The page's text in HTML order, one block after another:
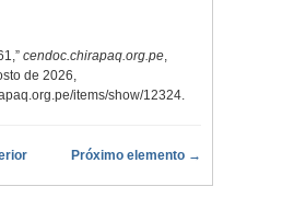
cendoc.chirapaq.org.pe,
de 2026,
items/show/12324.
Próximo elemento →